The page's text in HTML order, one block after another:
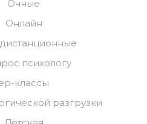
Очные
Онлайн
психологу
классы
разгрузки